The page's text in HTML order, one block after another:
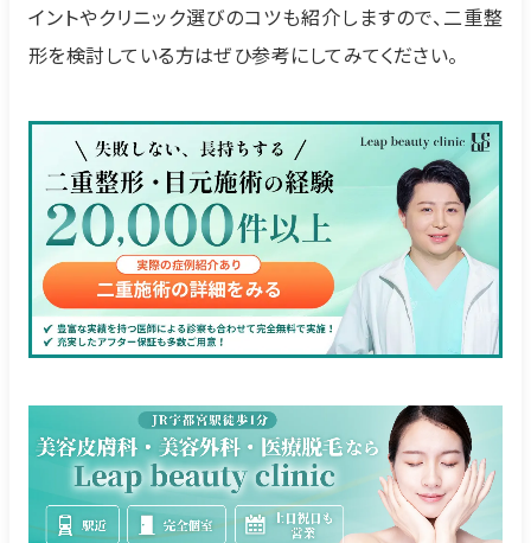
イントやクリニック選びのコツも紹介しますので、二重整
形を検討している方はぜひ参考にしてみてください。